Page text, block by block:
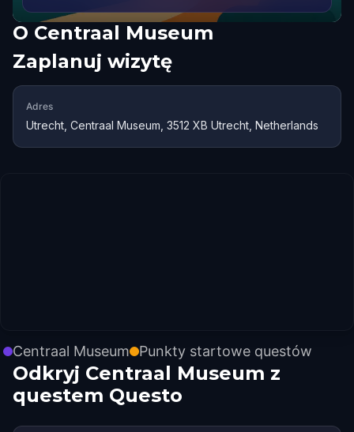
O Centraal Museum
Zaplanuj wizytę
Adres
Utrecht, Centraal Museum, 3512 XB Utrecht, Netherlands
Centraal Museum Punkty startowe questów
Odkryj Centraal Museum z
questem Questo